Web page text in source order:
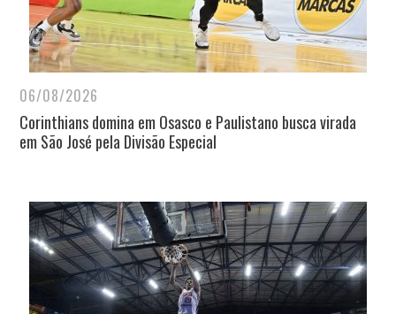
06/08/2026
Corinthians domina em Osasco e Paulistano busca virada
em São José pela Divisão Especial